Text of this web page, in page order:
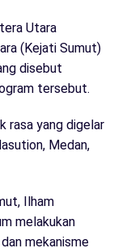
Utara
(Kejati Sumut)
disebut
tersebut.
rasa yang digelar
Medan,
Ilham
melakukan
mekanisme